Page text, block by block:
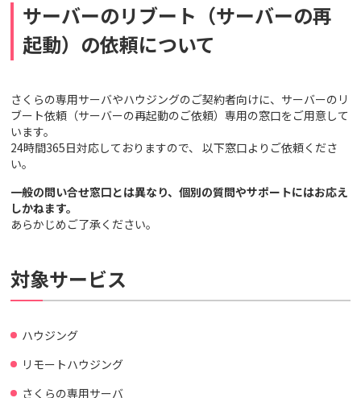
サーバーのリブート（サーバーの再
起動）の依頼について
さくらの専用サーバやハウジングのご契約者向けに、サーバーのリ
ブート依頼（サーバーの再起動のご依頼）専用の窓口をご用意して
います。
24時間365日対応しておりますので、 以下窓口よりご依頼くださ
い。
一般の問い合せ窓口とは異なり、個別の質問やサポートにはお応え
しかねます。
あらかじめご了承ください。
対象サービス
ハウジング
リモートハウジング
さくらの専用サーバ